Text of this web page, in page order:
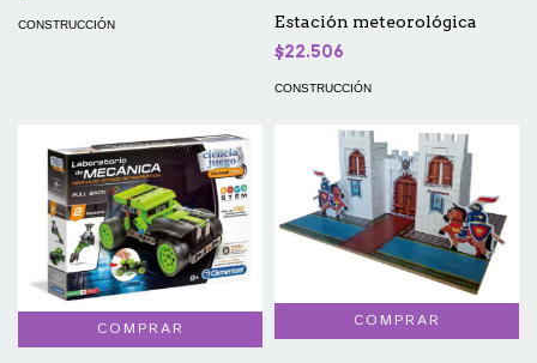
CONSTRUCCIÓN
Estación meteorológica
$22.506
CONSTRUCCIÓN